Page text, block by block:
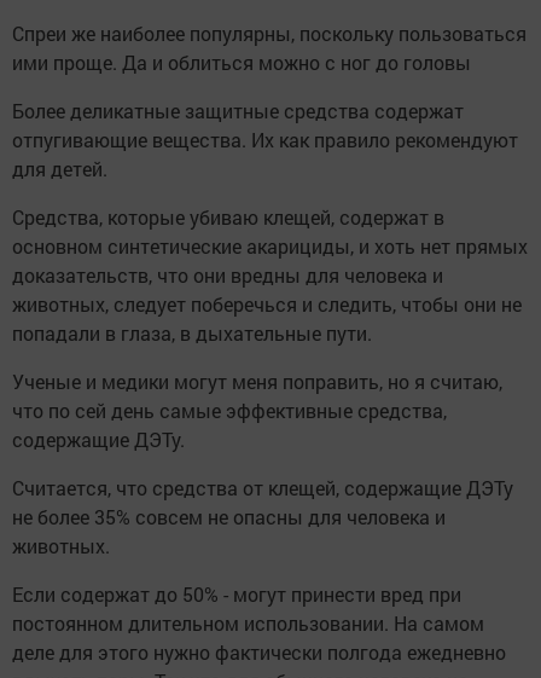
Спреи же наиболее популярны, поскольку пользоваться
ими проще. Да и облиться можно с ног до головы
Более деликатные защитные средства содержат
отпугивающие вещества. Их как правило рекомендуют
для детей.
Средства, которые убиваю клещей, содержат в
основном синтетические акарициды, и хоть нет прямых
доказательств, что они вредны для человека и
животных, следует поберечься и следить, чтобы они не
попадали в глаза, в дыхательные пути.
Ученые и медики могут меня поправить, но я считаю,
что по сей день самые эффективные средства,
содержащие ДЭТу.
Считается, что средства от клещей, содержащие ДЭТу
не более 35% совсем не опасны для человека и
животных.
Если содержат до 50% - могут принести вред при
постоянном длительном использовании. На самом
деле для этого нужно фактически полгода ежедневно